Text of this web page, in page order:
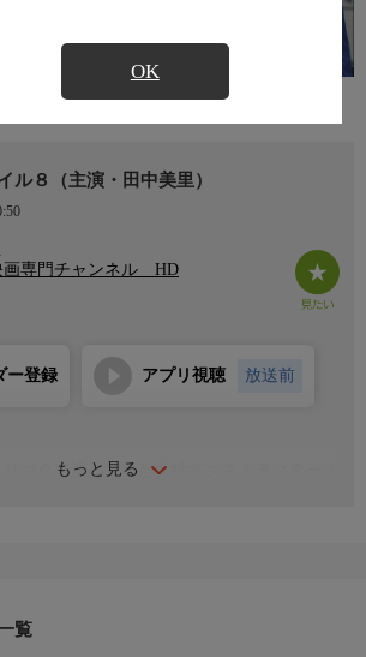
OK
ル８（主演・田中美里）
画専門チャンネル HD
もっと見る
ー登録 アプリ視聴 放送前
リンクで滑っていた女性インストラクター・
フードをかぶった人物が果物ナイフで被害
覧